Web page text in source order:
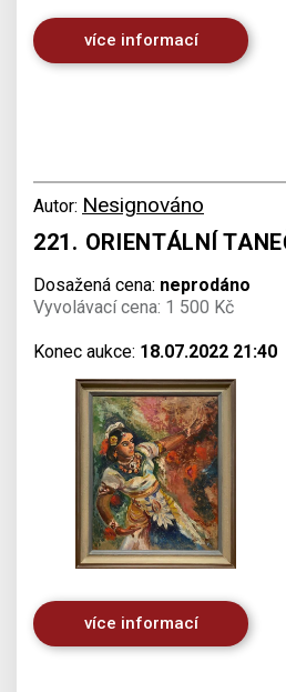
více informací
Autor: Nesignováno
221. ORIENTÁLNÍ
Dosažená cena: neprodáno
Vyvolávací cena: 1 500 Kč
Konec aukce: 18.07.2022 21:40
více informací